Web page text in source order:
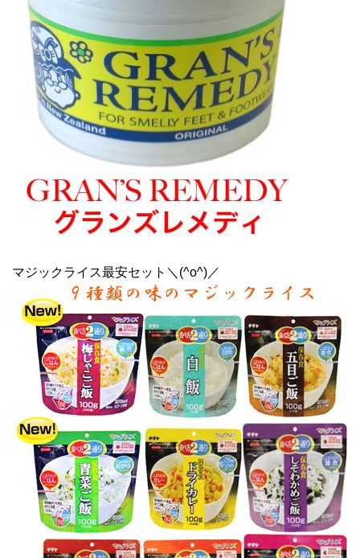
マジックライス最安セット＼(^o^)／